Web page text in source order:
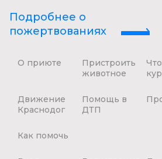
Подробнее о
пожертвованиях
О приюте
Пристроить
животное
Движение
Краснодог
Помощь в
ДТП
Как помочь